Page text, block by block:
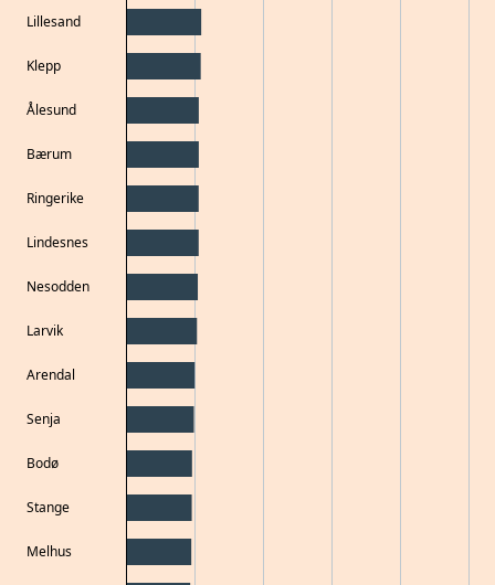
Lillesand
Klepp
Ålesund
Bærum
Ringerike
Lindesnes
Nesodden
Larvik
Arendal
Senja
Bodø
Stange
Melhus